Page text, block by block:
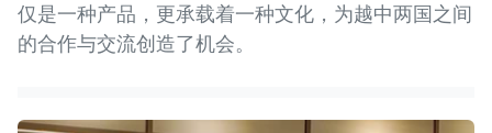
仅是一种产品，更承载着一种文化，为越中两国之间
的合作与交流创造了机会。